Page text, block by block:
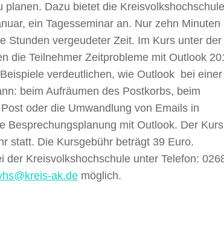
planen. Dazu bietet die Kreisvolkshochschule
ein Tagesseminar an. Nur zehn Minuten
Stunden vergeudeter Zeit. Im Kurs unter der
die Teilnehmer Zeitprobleme mit Outlook
verdeutlichen, wie Outlook bei einer
beim Aufräumen des Postkorbs, beim
oder die Umwandlung von Emails in
Besprechungsplanung mit Outlook. Der Kurs
statt. Die Kursgebühr beträgt 39 Euro.
der Kreisvolkshochschule unter Telefon:
ak.de möglich.